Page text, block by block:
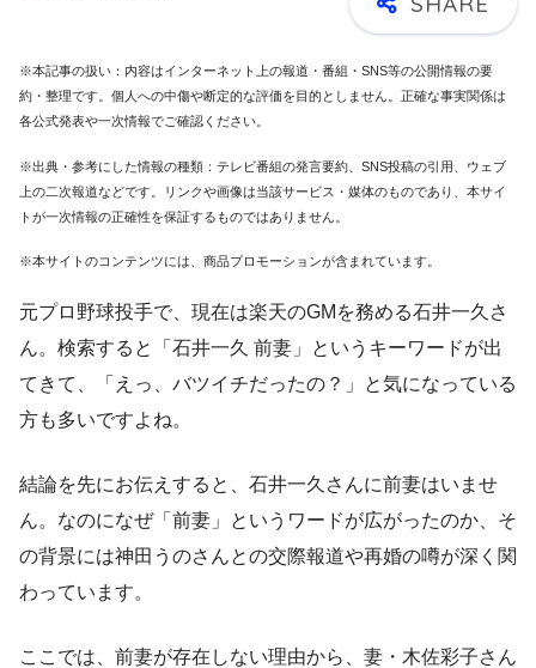
※本記事の扱い：内容はインターネット上の報道・番組・SNS等の公開情報の要
約・整理です。個人への中傷や断定的な評価を目的としません。正確な事実関係は
各公式発表や一次情報でご確認ください。
※出典・参考にした情報の種類：テレビ番組の発言要約、SNS投稿の引用、ウェブ
上の二次報道などです。リンクや画像は当該サービス・媒体のものであり、本サイ
トが一次情報の正確性を保証するものではありません。
※本サイトのコンテンツには、商品プロモーションが含まれています。
元プロ野球投手で、現在は楽天のGMを務める石井一久さ
ん。検索すると「石井一久 前妻」というキーワードが出
てきて、「えっ、バツイチだったの？」と気になっている
方も多いですよね。
結論を先にお伝えすると、石井一久さんに前妻はいませ
ん。なのになぜ「前妻」というワードが広がったのか、そ
の背景には神田うのさんとの交際報道や再婚の噂が深く関
わっています。
ここでは、前妻が存在しない理由から、妻・木佐彩子さん